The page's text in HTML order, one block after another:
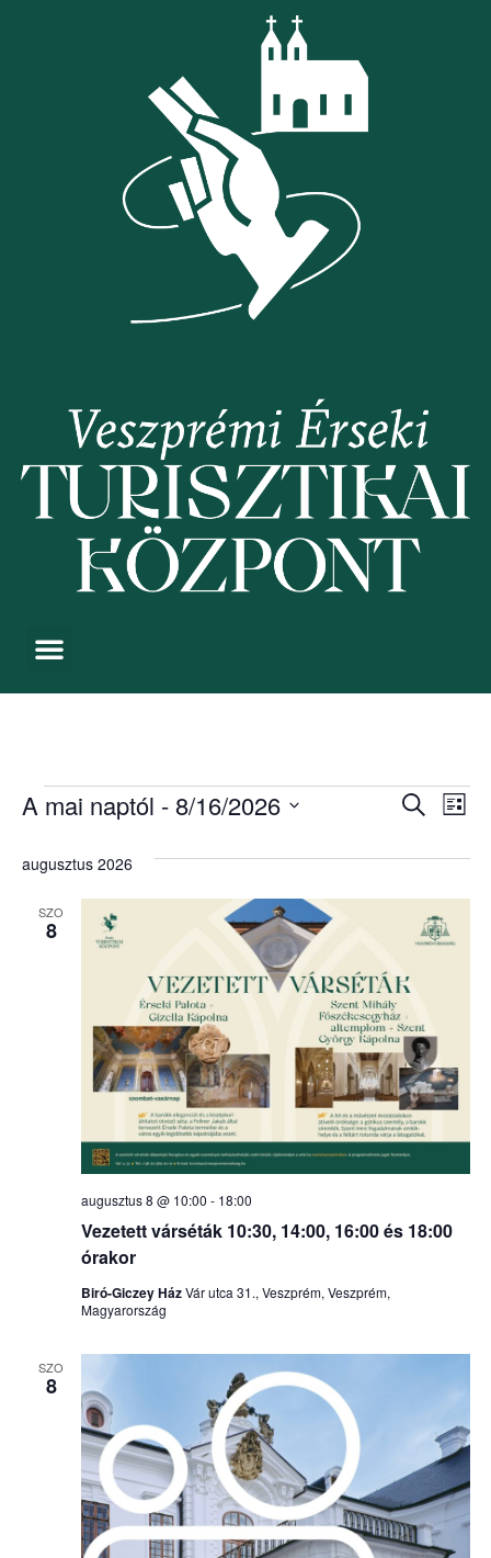
és
nézet
Keresett
Lista
A mai naptól - 8/16/2026
augusztus 2026
SZO
8
Vezetett várséták 10:30, 14:00, 16:00 és 18:00
órakor
augusztus 8 @ 10:00 - 18:00
Biró-Giczey HázVár utca 31., Veszprém, Veszprém,
Magyarország
SZO
8